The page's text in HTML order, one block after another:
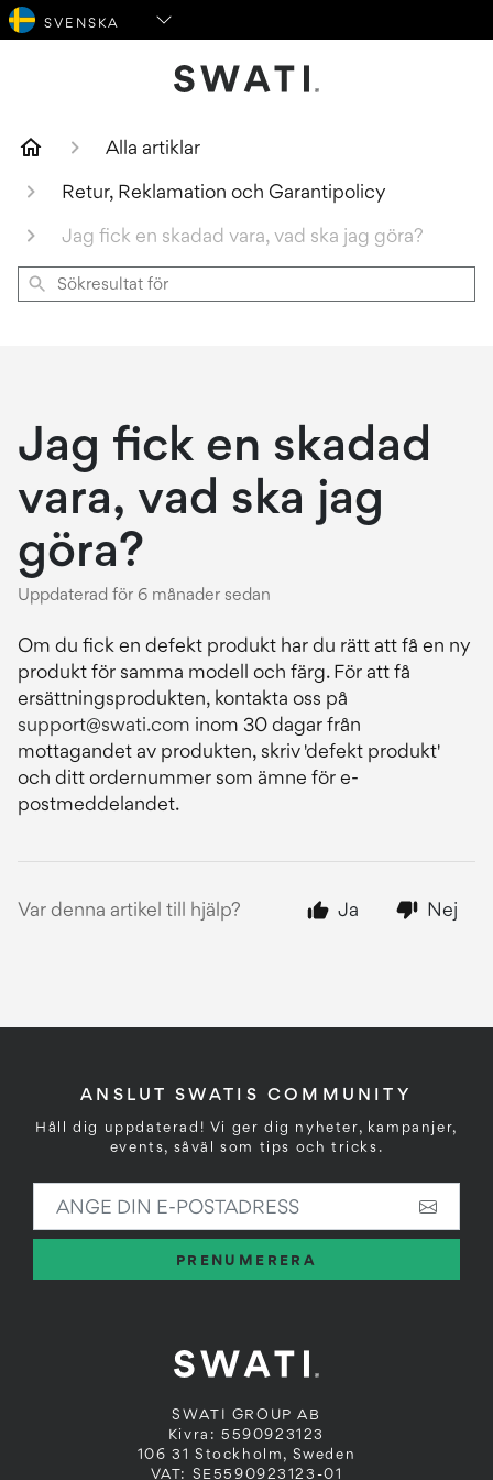
Alla artiklar
Retur, Reklamation och Garantipolicy
Jag fick en skadad vara, vad ska jag göra?
Sökresultat
Jag fick en skadad
vara, vad ska jag
göra?
Uppdaterad för 6 månader sedan
Om du fick en defekt produkt har du rätt att få en ny
produkt för samma modell och färg. För att få
ersättningsprodukten, kontakta oss på
support@swati.com inom 30 dagar från
mottagandet av produkten, skriv 'defekt produkt'
och ditt ordernummer som ämne för e-
postmeddelandet.
Var denna artikel till hjälp? Ja Nej
SWATI GROUP AB
Kivra: 5590923123
106 31 Stockholm, Sweden
VAT: SE5590923123-01
ANSLUT SWATIS COMMUNITY
Håll dig uppdaterad! Vi ger dig nyheter, kampanjer,
events, såväl som tips och tricks.
PRENUMERERA